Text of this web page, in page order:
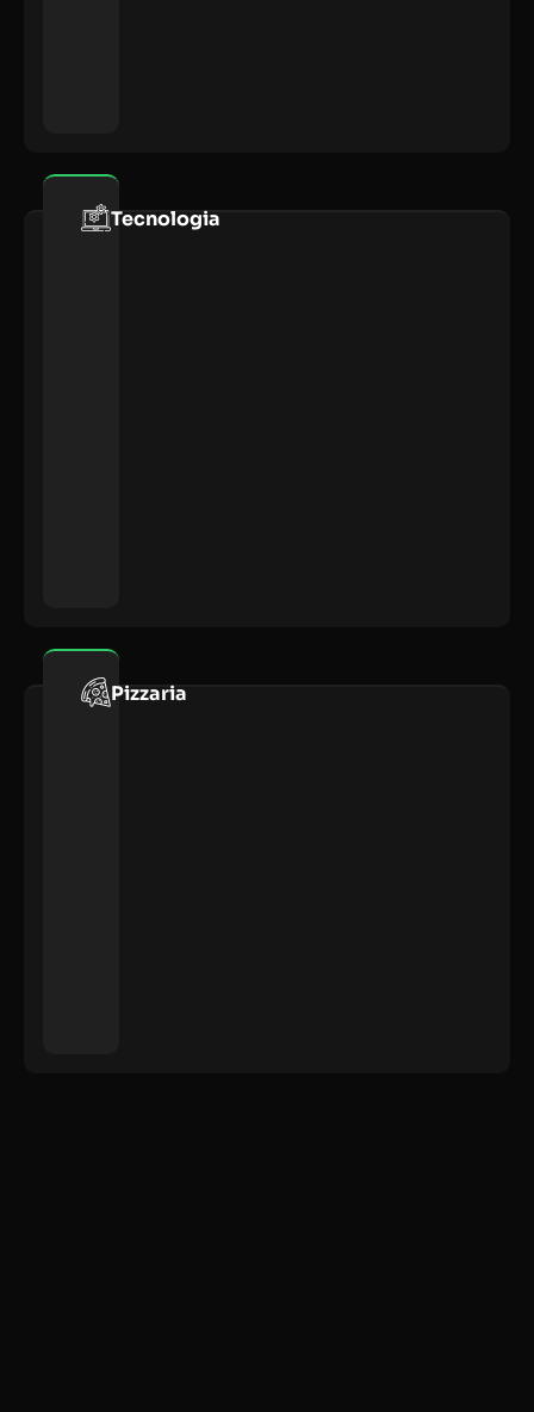
Tecnologia
Pizzaria